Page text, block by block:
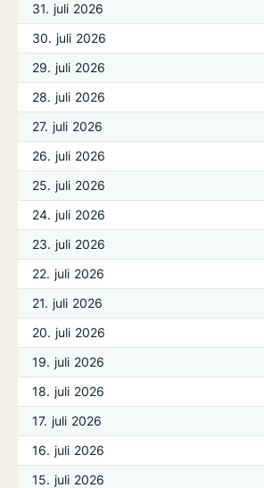
31. juli 2026
30. juli 2026
29. juli 2026
28. juli 2026
27. juli 2026
26. juli 2026
25. juli 2026
24. juli 2026
23. juli 2026
22. juli 2026
21. juli 2026
20. juli 2026
19. juli 2026
18. juli 2026
17. juli 2026
16. juli 2026
15. juli 2026